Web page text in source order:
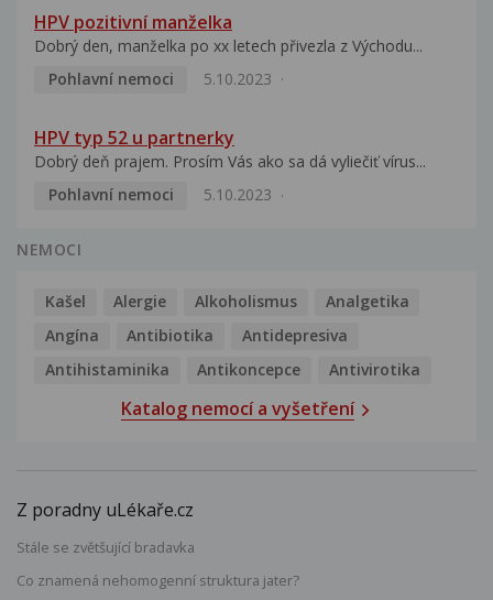
HPV pozitivní manželka
Dobrý den, manželka po xx letech přivezla z Východu...
Pohlavní nemoci
5.10.2023
HPV typ 52 u partnerky
Dobrý deň prajem. Prosím Vás ako sa dá vyliečiť vírus...
Pohlavní nemoci
5.10.2023
NEMOCI
Kašel Alergie Alkoholismus
Analgetika
Angína
Antibiotika
Antidepresiva
Antihistaminika
Antikoncepce Antivirotika
Katalog nemocí a vyšetření
Z poradny uLékaře.cz
Stále se zvětšující bradavka
Co znamená nehomogenní struktura jater?